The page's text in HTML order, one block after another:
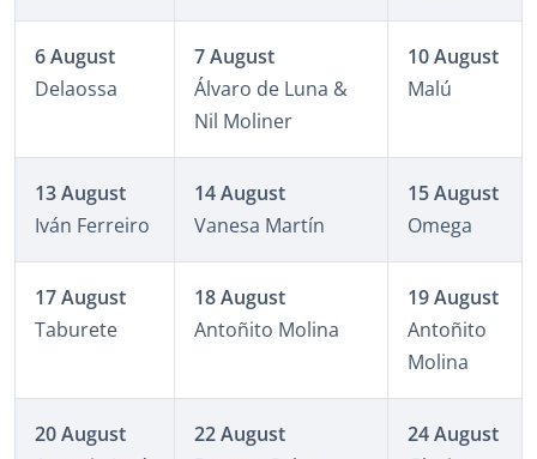
6 August
Delaossa
7 August
Álvaro de Luna &
Nil Moliner
10 August
Malú
13 August
Iván Ferreiro
14 August
Vanesa Martín
15 August
Omega
17 August
Taburete
18 August
Antoñito Molina
19 August
Antoñito
Molina
20 August
22 August
24 August